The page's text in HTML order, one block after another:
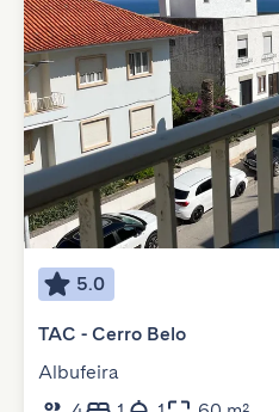
5.0
TAC - Cerro Belo
Albufeira